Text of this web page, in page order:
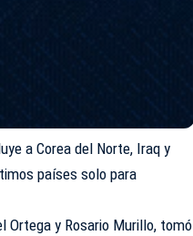
a Corea del Norte, Iraq y
países solo para
Ortega y Rosario Murillo, tomó